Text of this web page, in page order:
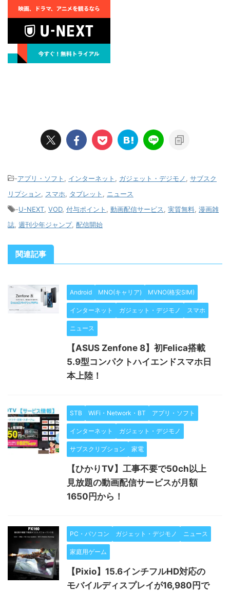
-アプリ・ソフト インターネット ガジェット・デジモノ
サブスク
リプション
スマホ タブレット
ニュース
-U-NEXT VOD, 付与ポイント 動画配信サービス 実質無料 漫画雑
誌 週刊少年ジャンプ, 配信開始
関連記事
Android MNO(キャリア) MVNO(格安SIM)
インターネット ガジェット・デジモノ スマホ
ニュース
【ASUS Zenfone 8】初Felica搭載
5.9型コンパクトハイエンドスマホ日
本上陸！
STB WiFi・Network・BT アプリ・ソフト
インターネット ガジェット・デジモノ
サブスクリプション 家電
【ひかりTV】工事不要で50ch以上
見放題の動画配信サービスが月額
1650円から！
PC・パソコン ガジェット・デジモノ ニュース
家庭用ゲーム
【Pixio】15.6インチフルHD対応の
モバイルディスプレイが16,980円で